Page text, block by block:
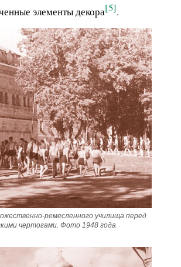
элементы декора[5].
ремесленного училища перед
чертогами. Фото 1948 года